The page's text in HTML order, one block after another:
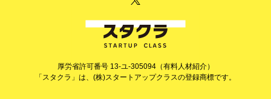
厚労省許可番号 13-ユ-305094（有料人材紹介）
「スタクラ」は、(株)スタートアップクラスの登録商標です。